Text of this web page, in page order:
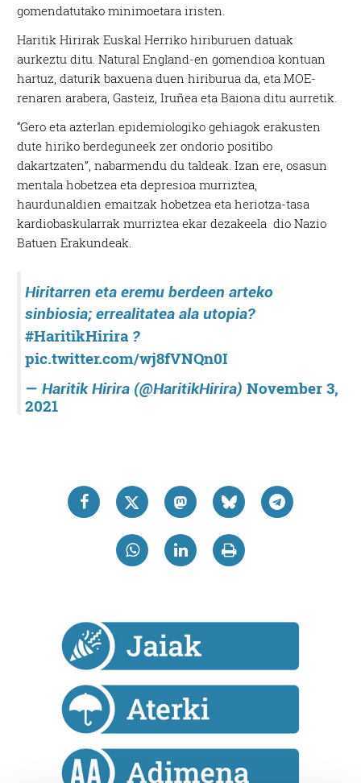
gomendatutako minimoetara iristen.
Haritik Hirirak Euskal Herriko hiriburuen datuak
aurkeztu ditu. Natural England-en gomendioa kontuan
hartuz, daturik baxuena duen hiriburua da, eta MOE-
renaren arabera, Gasteiz, Iruñea eta Baiona ditu aurretik.
“Gero eta azterlan epidemiologiko gehiagok erakusten
dute hiriko berdeguneek zer ondorio positibo
dakartzaten” , nabarmendu du taldeak. Izan ere, osasun
mentala hobetzea eta depresioa murriztea,
haurdunaldien emaitzak hobetzea eta heriotza-tasa
kardiobaskularrak murriztea ekar dezakeela dio Nazio
Batuen Erakundeak.
Hiritarren eta eremu berdeen arteko
sinbiosia; errealitatea ala utopia?
#HaritikHirira?
pic.twitter.com/wj8fVNQn0I
— Haritik Hirira (@HaritikHirira)November 3,
2021